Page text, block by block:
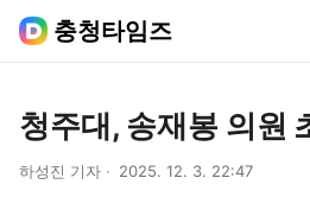
충청타임즈
청주대, 송재봉 의원
하성진 기자 2025. 12. 3. 22:47